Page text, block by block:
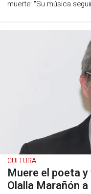
muerte: "Su música
CULTURA
Muere el poeta
Olalla Marañón